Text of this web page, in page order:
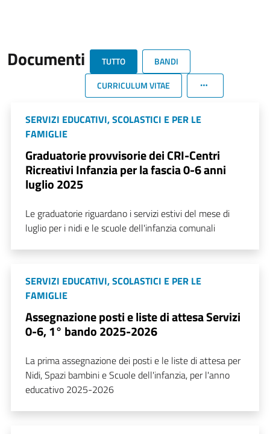
Documenti TUTTO
BANDI
CURRICULUM VITAE
SERVIZI EDUCATIVI, SCOLASTICI E PER LE
FAMIGLIE
Graduatorie provvisorie dei CRI-Centri
Ricreativi Infanzia per la fascia 0-6 anni
luglio 2025
Le graduatorie riguardano i servizi estivi del mese di
luglio per i nidi e le scuole dell'infanzia comunali
SERVIZI EDUCATIVI, SCOLASTICI E PER LE
FAMIGLIE
Assegnazione posti e liste di attesa Servizi
0-6, 1° bando 2025-2026
La prima assegnazione dei posti e le liste di attesa per
Nidi, Spazi bambini e Scuole dell'infanzia, per l'anno
educativo 2025-2026